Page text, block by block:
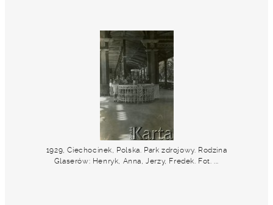
1929, Ciechocinek, Polska. Park zdrojowy. Rodzina
Glaserów: Henryk, Anna, Jerzy, Fredek. Fot. ...